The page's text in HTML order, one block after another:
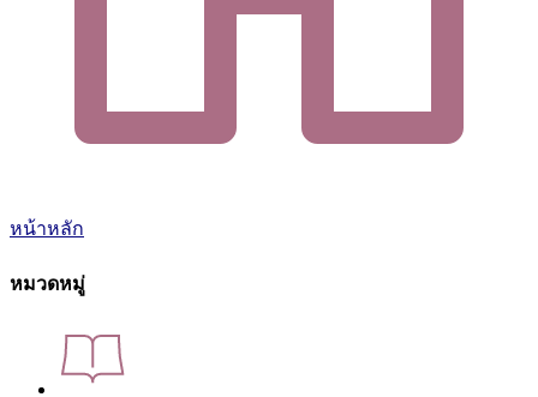
หน้าหลัก
หมวดหมู่